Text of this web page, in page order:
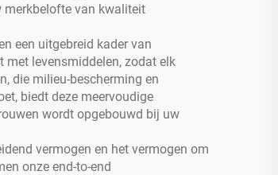
merkbelofte van kwaliteit
een uitgebreid kader van
met levensmiddelen, zodat elk
die milieu-bescherming en
biedt deze meervoudige
wordt opgebouwd bij uw
vermogen en het vermogen om
onze end-to-end